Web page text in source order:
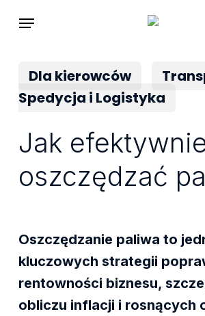
content
Menu
Dla kierowców
Spedycja i Logistyka
Jak
oszczędzać
Oszczędzanie paliwa to
kluczowych strategii
rentowności biznesu,
obliczu inflacji i rosnących